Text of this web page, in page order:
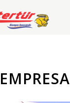
EMPRESA